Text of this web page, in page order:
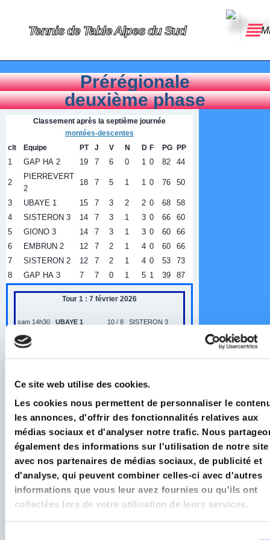
Ce site web utilise des cookies.
Les cookies nous permettent de personnaliser le
les annonces, d'offrir des fonctionnalités relatives aux
médias sociaux et d'analyser notre trafic. Nous
également des informations sur l'utilisation de notre site
avec nos partenaires de médias sociaux, de publicité et
d'analyse, qui peuvent combiner celles-ci avec d'autres
informations que vous leur avez fournies ou qu'ils ont
collectées lors de votre utilisation de leurs services.
Tennis de Table Alpes du Sud
Prérégionale
deuxième phase
Classement après la septième journée
montées-descentes
clt
Equipe PT J V N D F PG PP
1 GAP HA 2 19 7 6 0 1 0 82 44
2
PIERREVERT
2
18 7 5 1 1 0 76 50
3 UBAYE 1 15 7 3 2 2 0 68
58
4
SISTERON 3 14 7 3 1 3 0 66
60
5
GIONO 3 14 7 3 1 3 0 60
66
6
EMBRUN 2 12 7 2 1 4 0 60
66
7
SISTERON 2 12 7 2 1 4 0 53
73
8
GAP HA 3 7 7 0 1 5 1 39 87
Tour 1 : 7 février 2026
sam 14h30 UBAYE 1 10 / 8
SISTERON 3
dim 10h
dim 10h
Tour 2 : 7 mars 2026
sam 16h EMBRUN 2 8/10
UBAYE 1
dim 10h
GAP HA 3 5 /13 GAP HA 2
dim 10h
GIONO 3 11/7
SISTERON 2
sam 18h
SISTERON 3 8/10 PIERREVERT 2
Tour 3 : 21 mars 2026
sam 14h30 UBAYE 1 18 / F
GAP HA 3
dim 10h
GAP HA 2 13/5
GIONO 3